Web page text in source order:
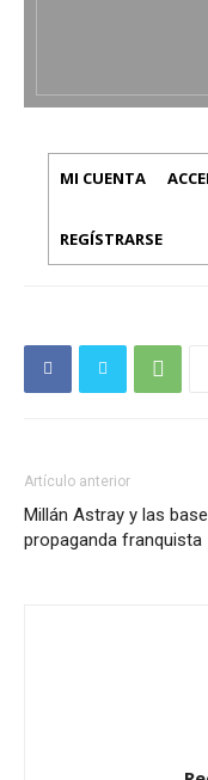
MI CUENTA
REGÍSTRARSE
Artículo anterior
Millán Astray y las
propaganda franquista